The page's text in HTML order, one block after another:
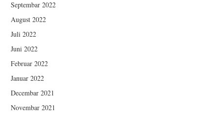
Septembar 2022
August 2022
Juli 2022
Juni 2022
Februar 2022
Januar 2022
Decembar 2021
Novembar 2021